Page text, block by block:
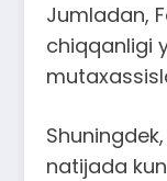
Jumladan,
chiqqanligi
natijada